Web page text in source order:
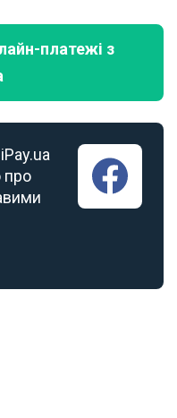
платежі з
про